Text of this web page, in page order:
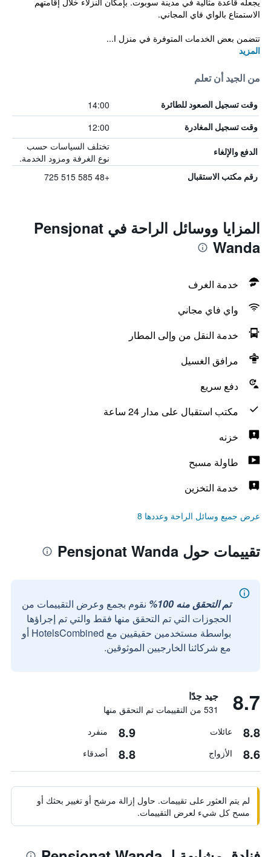
الاستمتاع بالواي فاي المجاني.
تتضمن بعض الخدمات المتوفرة في منزل ا...
المزيد
من الجيد أن تعلم
وقت تسجيل الصعود للطائرة 14:00
وقت تسجيل المغادرة 12:00
الدفع والإلغاء
تختلف السياسات حسب
نوع الغرفة ومزود الخدمة.
رقم مكتب الاستقبال +48 585 515 725
المزايا ووسائل الراحة في Pensjonat
Wanda
خدمة الغرف
واي فاي مجاني
خدمة النقل من وإلى المطار
مرافق الغسيل
دفع سريع
مكتب استقبال على مدار 24 ساعة
خزنه
طاولة مسبح
خدمة التخزين
عرض جميع وسائل الراحة وعددها 8
تقييمات حول Pensjonat Wanda
تم التحقق منه 100%
نقوم بجمع وعرض التقييمات من
الحجوزات التي تم التحقق منها فقط والتي تم إجراؤها
بواسطة مستخدمين حقيقيين مع HotelsCombined أو
مع شركائنا الخارجيين الموثوقين.
8.7 جيد جدًا
531 من التقييمات تم التحقق منها
8.8 عائلات 8.9 منفرد
8.6 الأزواج 8.8 أصدقاء
لم يتم العثور على تقييمات. حاول إزالة مرشح أو تغيير بحثك أو
مسح كل شيء لعرض التقييمات.